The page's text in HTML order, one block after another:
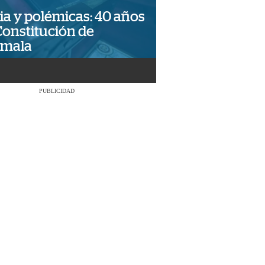
y polémicas: 40 años
de
PUBLICIDAD